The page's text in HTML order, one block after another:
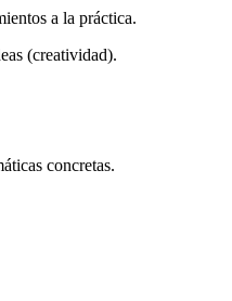
a la práctica.
(creatividad).
concretas.